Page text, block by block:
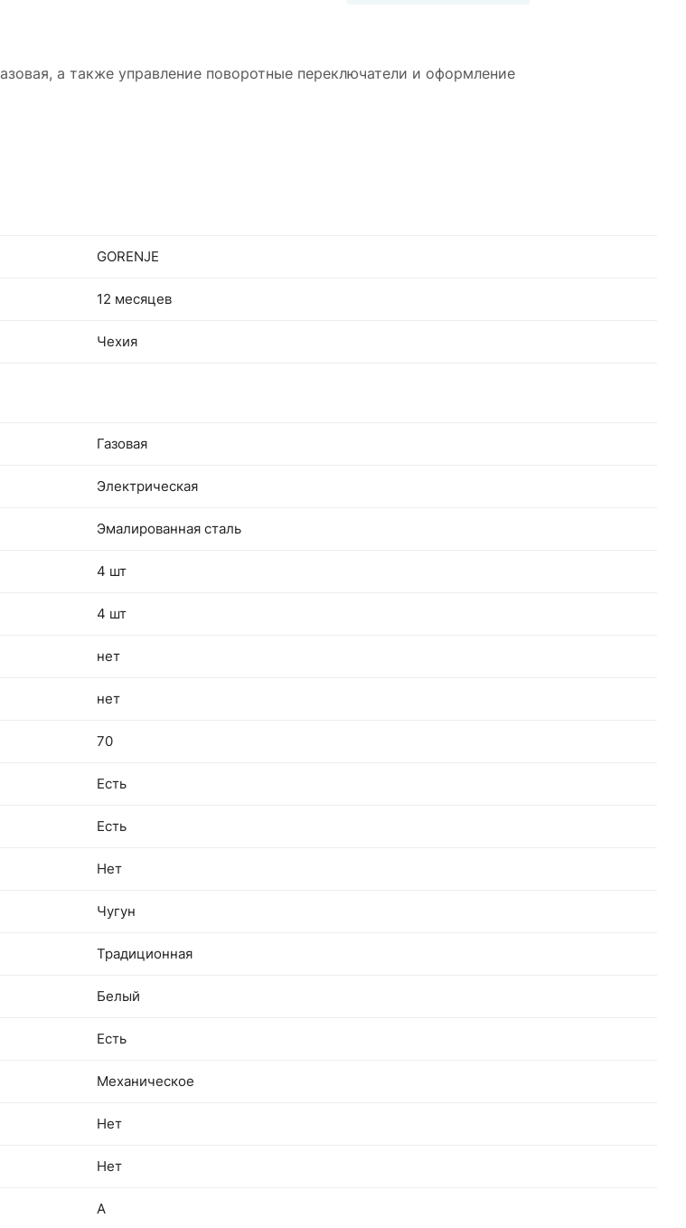
а также управление поворотные переключатели и оформление
GORENJE
12 месяцев
Чехия
Газовая
Электрическая
Эмалированная сталь
4 шт
4 шт
нет
нет
70
Есть
Есть
Нет
Чугун
Традиционная
Белый
Есть
Механическое
Нет
Нет
A